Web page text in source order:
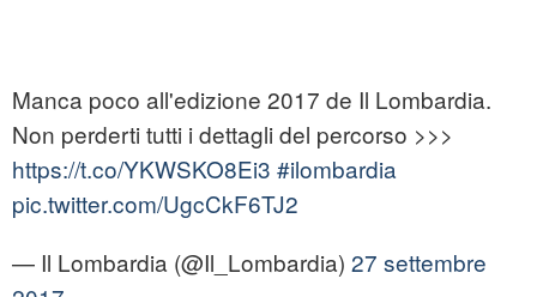
Manca poco all'edizione 2017 de Il Lombardia.
Non perderti tutti i dettagli del percorso >>>
https://t.co/YKWSKO8Ei3 #ilombardia
pic.twitter.com/UgcCkF6TJ2
— Il Lombardia (@Il_Lombardia) 27 settembre